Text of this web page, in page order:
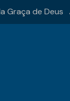
Graça de Deus